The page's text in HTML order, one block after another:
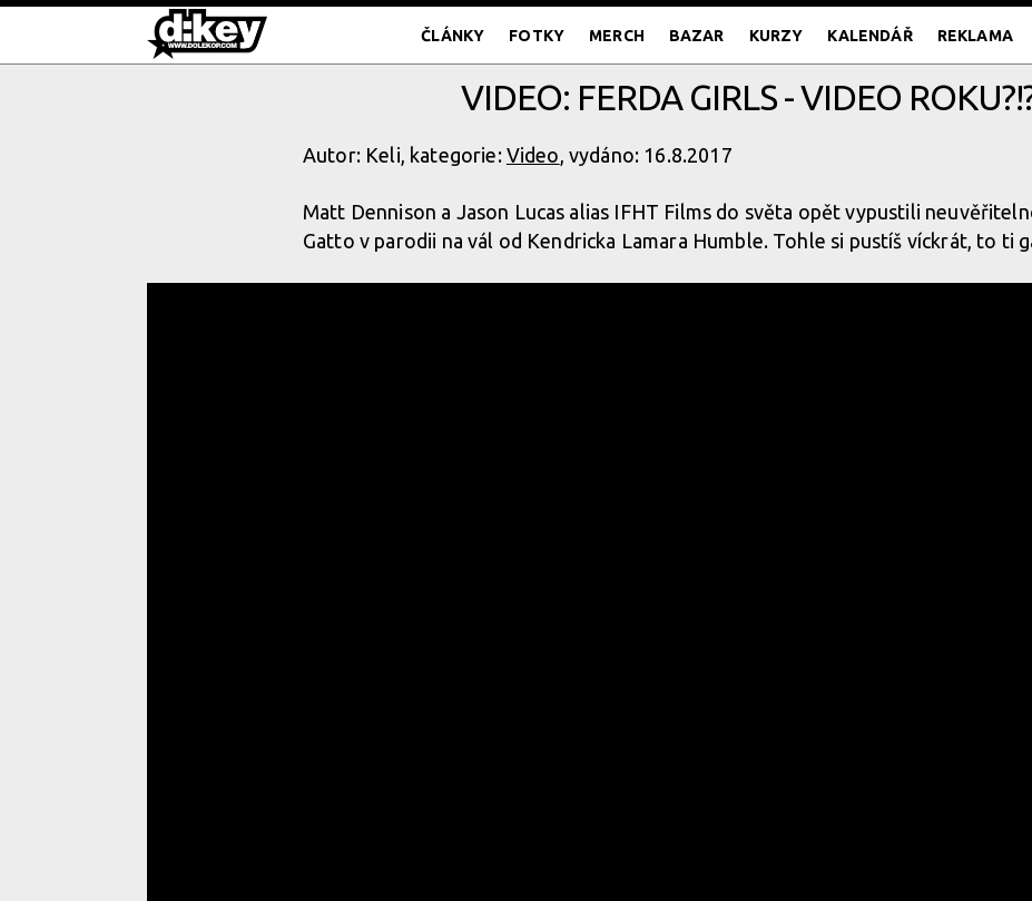
ČLÁNKY FOTKY MERCH BAZAR KURZY KALENDÁŘ REKLAMA
VIDEO: FERDA GIRLS - VIDEO
Autor: Keli, kategorie: Video, vydáno: 16.8.2017
Matt Dennison a Jason Lucas alias IFHT Films do světa opět vypustili
Gatto v parodii na vál od Kendricka Lamara Humble. Tohle si pustíš víckrát, to ti